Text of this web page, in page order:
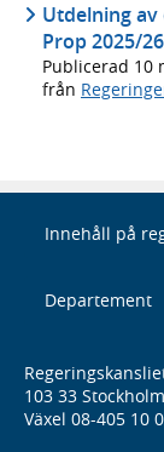
Utdelning
Prop 2025/
Publicerad 10
från
Innehåll på
Departement
103 33 Stockholm
Växel 08-405 10